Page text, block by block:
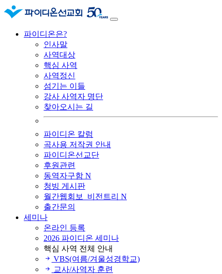
파이디온은?
인사말
사역대상
핵심 사역
사역정신
섬기는 이들
강사 사역자 명단
찾아오시는 길
파이디온 칼럼
곡사용 저작권 안내
파이디온선교단
후원관련
동역자구함 N
청빙 게시판
월간웹회보_비전트리 N
출간문의
세미나
온라인 등록
2026 파이디온 세미나
핵심 사역 전체 안내
VBS(여름/겨울성경학교)
교사/사역자 훈련